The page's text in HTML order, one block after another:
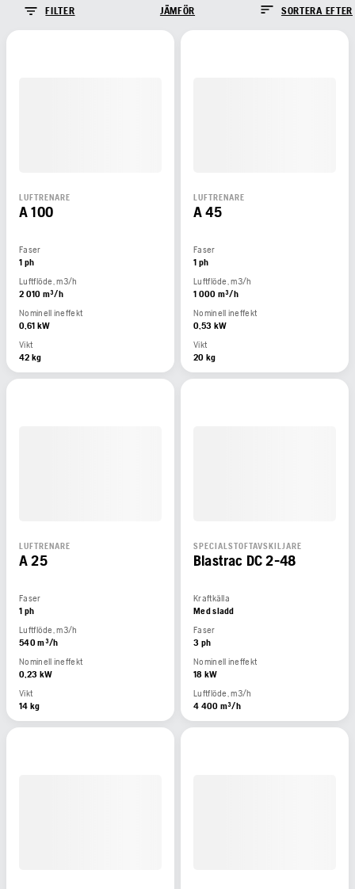
FILTER JÄMFÖR SORTERA EFTER
LUFTRENARE
A 100
Faser
1 ph
Luftflöde, m3/h
2 010 m³/h
Nominell ineffekt
0,61 kW
Vikt
42 kg
LUFTRENARE
A 45
Faser
1 ph
Luftflöde, m3/h
1 000 m³/h
Nominell ineffekt
0,53 kW
Vikt
20 kg
LUFTRENARE
A 25
Faser
1 ph
Luftflöde, m3/h
540 m³/h
Nominell ineffekt
0,23 kW
Vikt
14 kg
SPECIALSTOFTAVSKILJARE
Blastrac DC 2-48
Kraftkälla
Med sladd
Faser
3 ph
Nominell ineffekt
18 kW
Luftflöde, m3/h
4 400 m³/h